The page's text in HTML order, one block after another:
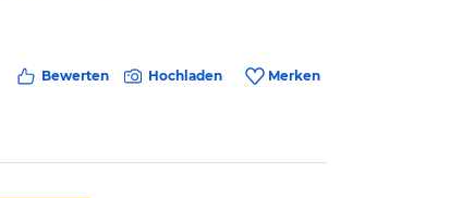
Bewerten Hochladen Merken